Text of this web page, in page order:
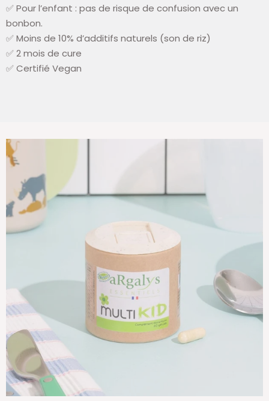
✅ Pour l’enfant : pas de risque de confusion avec un
bonbon.
✅ Moins de 10% d’additifs naturels (son de riz)
✅ 2 mois de cure
✅ Certifié Vegan